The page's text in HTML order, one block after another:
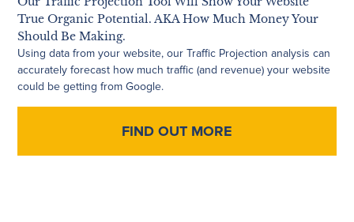
True Organic Potential. AKA How Much Money Your
Should Be Making.
Using data from your website, our Traffic Projection analysis can
accurately forecast how much traffic (and revenue) your website
could be getting from Google.
FIND OUT MORE